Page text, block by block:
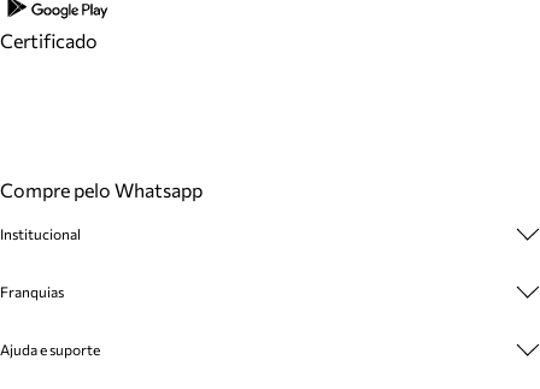
Certificado
Compre pelo Whatsapp
Institucional
Cashback
Venda Corporativa
Franquias
Plano de Negócio
Ajuda e suporte